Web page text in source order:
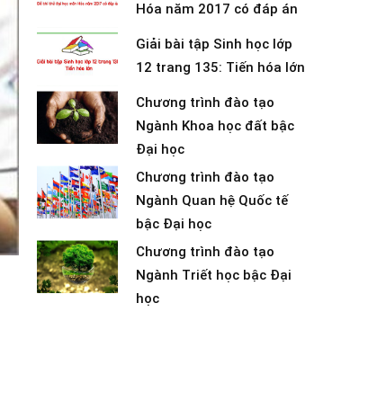
Hóa năm 2017 có đáp án
Giải bài tập Sinh học lớp
12 trang 135: Tiến hóa lớn
Chương trình đào tạo
Ngành Khoa học đất bậc
Đại học
Chương trình đào tạo
Ngành Quan hệ Quốc tế
bậc Đại học
Chương trình đào tạo
Ngành Triết học bậc Đại
học